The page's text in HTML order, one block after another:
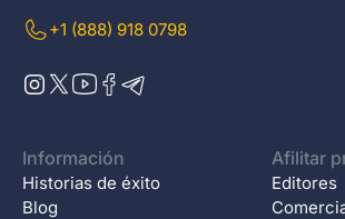
+1 (888) 918 0798
Información
Historias de éxito
Blog
Afilitar
Editores